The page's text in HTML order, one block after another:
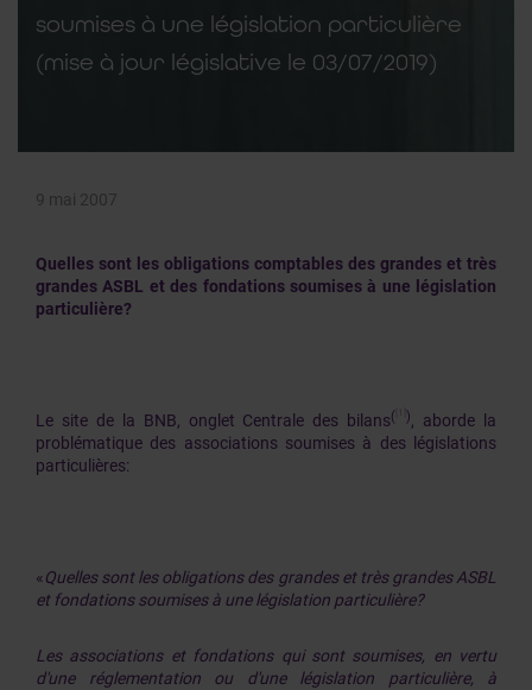
soumises à une législation particulière
(mise à jour législative le 03/07/2019)
9 mai 2007
Quelles sont les obligations comptables des grandes et très
grandes ASBL et des fondations soumises à une législation
particulière?
Le site de la BNB, onglet Centrale des bilans( [1]), aborde la
problématique des associations soumises à des législations
particulières:
«Quelles sont les obligations des grandes et très grandes ASBL
et fondations soumises à une législation particulière?
Les associations et fondations qui sont soumises, en vertu
d'une réglementation ou d'une législation particulière, à